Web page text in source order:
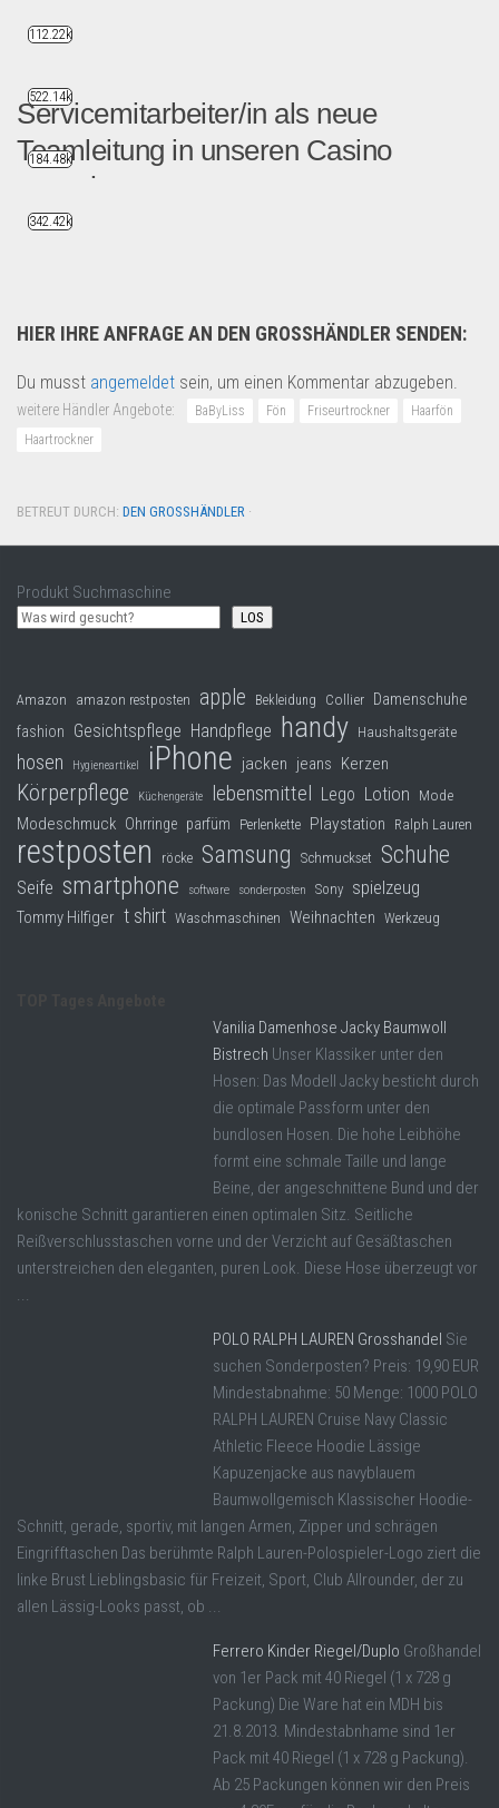
Servicemitarbeiter/in als neue
Teamleitung in unseren Casino
gesucht
Im Auftrag unseres Casinos...
HIER IHRE ANFRAGE AN DEN GROSSHÄNDLER SENDEN:
Du musst angemeldet sein, um einen Kommentar abzugeben.
weitere Händler Angebote: BaByLiss Fön Friseurtrockner
Haarfön
Haartrockner
BETREUT DURCH: DEN GROSSHÄNDLER ·
Produkt Suchmaschine
LOS
Amazon amazon restposten apple Bekleidung Collier Damenschuhe
fashion Gesichtspflege Handpflege handy Haushaltsgeräte
hosen Hygieneartikel iPhone jacken jeans Kerzen
Körperpflege Küchengeräte lebensmittel Lego Lotion Mode
Modeschmuck Ohrringe parfüm Perlenkette Playstation Ralph Lauren
restposten röcke Samsung Schmuckset Schuhe
Seife smartphone software sonderposten Sony spielzeug
Tommy Hilfiger t shirt Waschmaschinen Weihnachten Werkzeug
Vanilia Damenhose Jacky Baumwoll
Bistrech Unser Klassiker unter den
Hosen: Das Modell Jacky besticht durch
die optimale Passform unter den
bundlosen Hosen. Die hohe Leibhöhe
formt eine schmale Taille und lange
Beine, der angeschnittene Bund und der
konische Schnitt garantieren einen optimalen Sitz. Seitliche
Reißverschlusstaschen vorne und der Verzicht auf Gesäßtaschen
unterstreichen den eleganten, puren Look. Diese Hose überzeugt vor
...
POLO RALPH LAUREN Grosshandel Sie
suchen Sonderposten? Preis: 19,90 EUR
Mindestabnahme: 50 Menge: 1000 POLO
RALPH LAUREN Cruise Navy Classic
Athletic Fleece Hoodie Lässige
Kapuzenjacke aus navyblauem
Baumwollgemisch Klassischer Hoodie-
Schnitt, gerade, sportiv, mit langen Armen, Zipper und schrägen
Eingrifftaschen Das berühmte Ralph Lauren-Polospieler-Logo ziert die
linke Brust Lieblingsbasic für Freizeit, Sport, Club Allrounder, der zu
allen Lässig-Looks passt, ob ...
Ferrero Kinder Riegel/Duplo Großhandel
von 1er Pack mit 40 Riegel (1 x 728 g
Packung) Die Ware hat ein MDH bis
21.8.2013. Mindestabnhame sind 1er
Pack mit 40 Riegel (1 x 728 g Packung).
Ab 25 Packungen können wir den Preis
112.22k
522.14k
184.48k
342.42k